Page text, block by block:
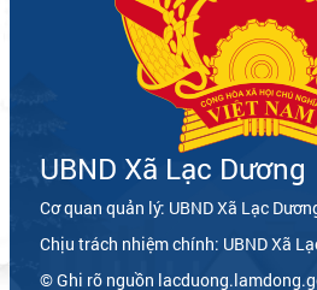
UBND Xã Lạc Dương
Cơ quan quản lý: UBND Xã Lạc
Chịu trách nhiệm chính: UBND Xã
© Ghi rõ nguồn